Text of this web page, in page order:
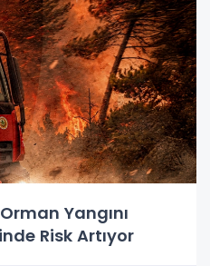
Yangını
Risk Artıyor